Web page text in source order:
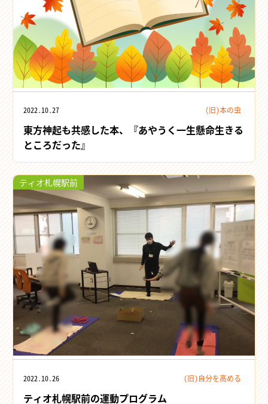
2022.10.27 (旧)本の虫
東方神起も共感した本、『あやうく一生懸命生きる
ところだった』
ティオ札幌駅前
2022.10.26 (旧)自分を高める
ティオ札幌駅前の運動プログラム